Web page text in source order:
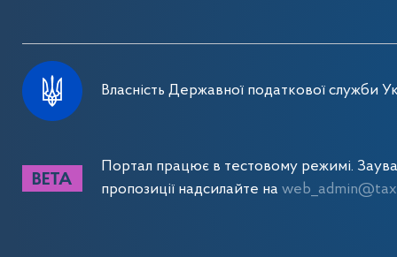
Власність Державної податкової служби
Портал працює в тестовому режимі.
пропозиції надсилайте на